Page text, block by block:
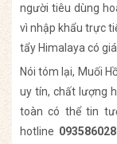
người tiêu dùng
vì nhập khẩu trực
tẩy Himalaya có
Nói tóm lại, Muối
uy tín, chất lượng
toàn có thể tin
hotline